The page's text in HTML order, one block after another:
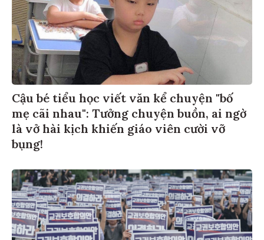
Cậu bé tiểu học viết văn kể chuyện "bố
mẹ cãi nhau": Tưởng chuyện buồn, ai ngờ
là vở hài kịch khiến giáo viên cười vỡ
bụng!